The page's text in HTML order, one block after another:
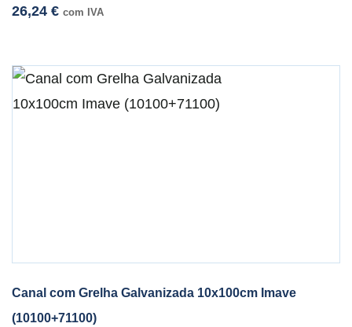
26,24 € com IVA
Canal com Grelha Galvanizada 10x100cm Imave
(10100+71100)